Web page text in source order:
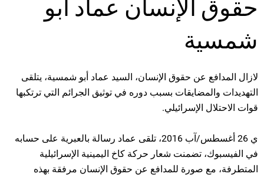
شمسية
لازال المدافع عن حقوق الإنسان، السيد عماد أبو شمسية، يتلقى
التهديدات والمضايقات بسبب دوره في توثيق الجرائم التي ترتكبها
قوات الاحتلال الإسرائيلي.
ي 26 أغسطس/آب 2016، تلقى عماد رسالة بالعبرية على حسابه
في الفيسبوك، تضمنت شعار حركة كاخ اليمينية الإسرائيلية
المتطرفة، مع صورة للمدافع عن حقوق الإنسان مرفقة بهذه